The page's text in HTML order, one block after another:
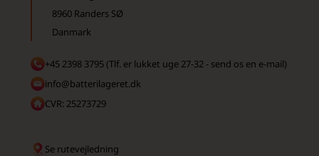
8960 Randers SØ
Danmark
+45 2398 3795 (Tlf. er lukket uge 27-32 - send os en e-mail)
info@batterilageret.dk
CVR: 25273729
Se rutevejledning